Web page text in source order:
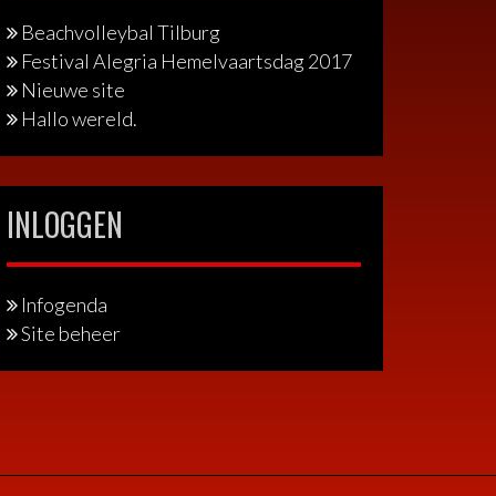
Beachvolleybal Tilburg
Festival Alegria Hemelvaartsdag 2017
Nieuwe site
Hallo wereld.
INLOGGEN
Infogenda
Site beheer